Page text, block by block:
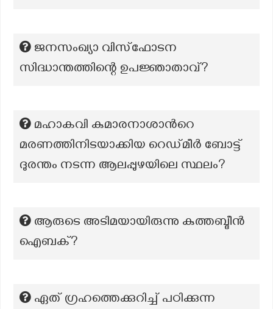
ജനസംഖ്യാ വിസ്ഫോടന
സിദ്ധാന്തത്തിന്റെ ഉപജ്ഞാതാവ്?
മഹാകവി കുമാരനാശാന്‍റെ
മരണത്തിനിടയാക്കിയ റെഡ്‌മീർ ബോട്ട്
ദുരന്തം നടന്ന ആലപ്പുഴയിലെ സ്ഥലം?
ആരുടെ അടിമയായിരുന്നു കുത്തബ്ദീൻ
ഐബക്?
ഏത് ഗ്രഹത്തെക്കുറിച്ച് പഠിക്കുന്ന